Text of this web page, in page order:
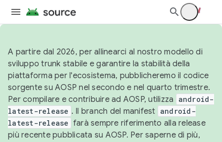
A partire dal 2026, per allinearci al nostro modello di
sviluppo trunk stabile e garantire la stabilità della
piattaforma per l'ecosistema, pubblicheremo il codice
sorgente su AOSP nel secondo e nel quarto trimestre.
Per compilare e contribuire ad AOSP, utilizza
android-
latest-release . Il branch del manifest android-
latest-release farà sempre riferimento alla release
più recente pubblicata su AOSP. Per saperne di più,